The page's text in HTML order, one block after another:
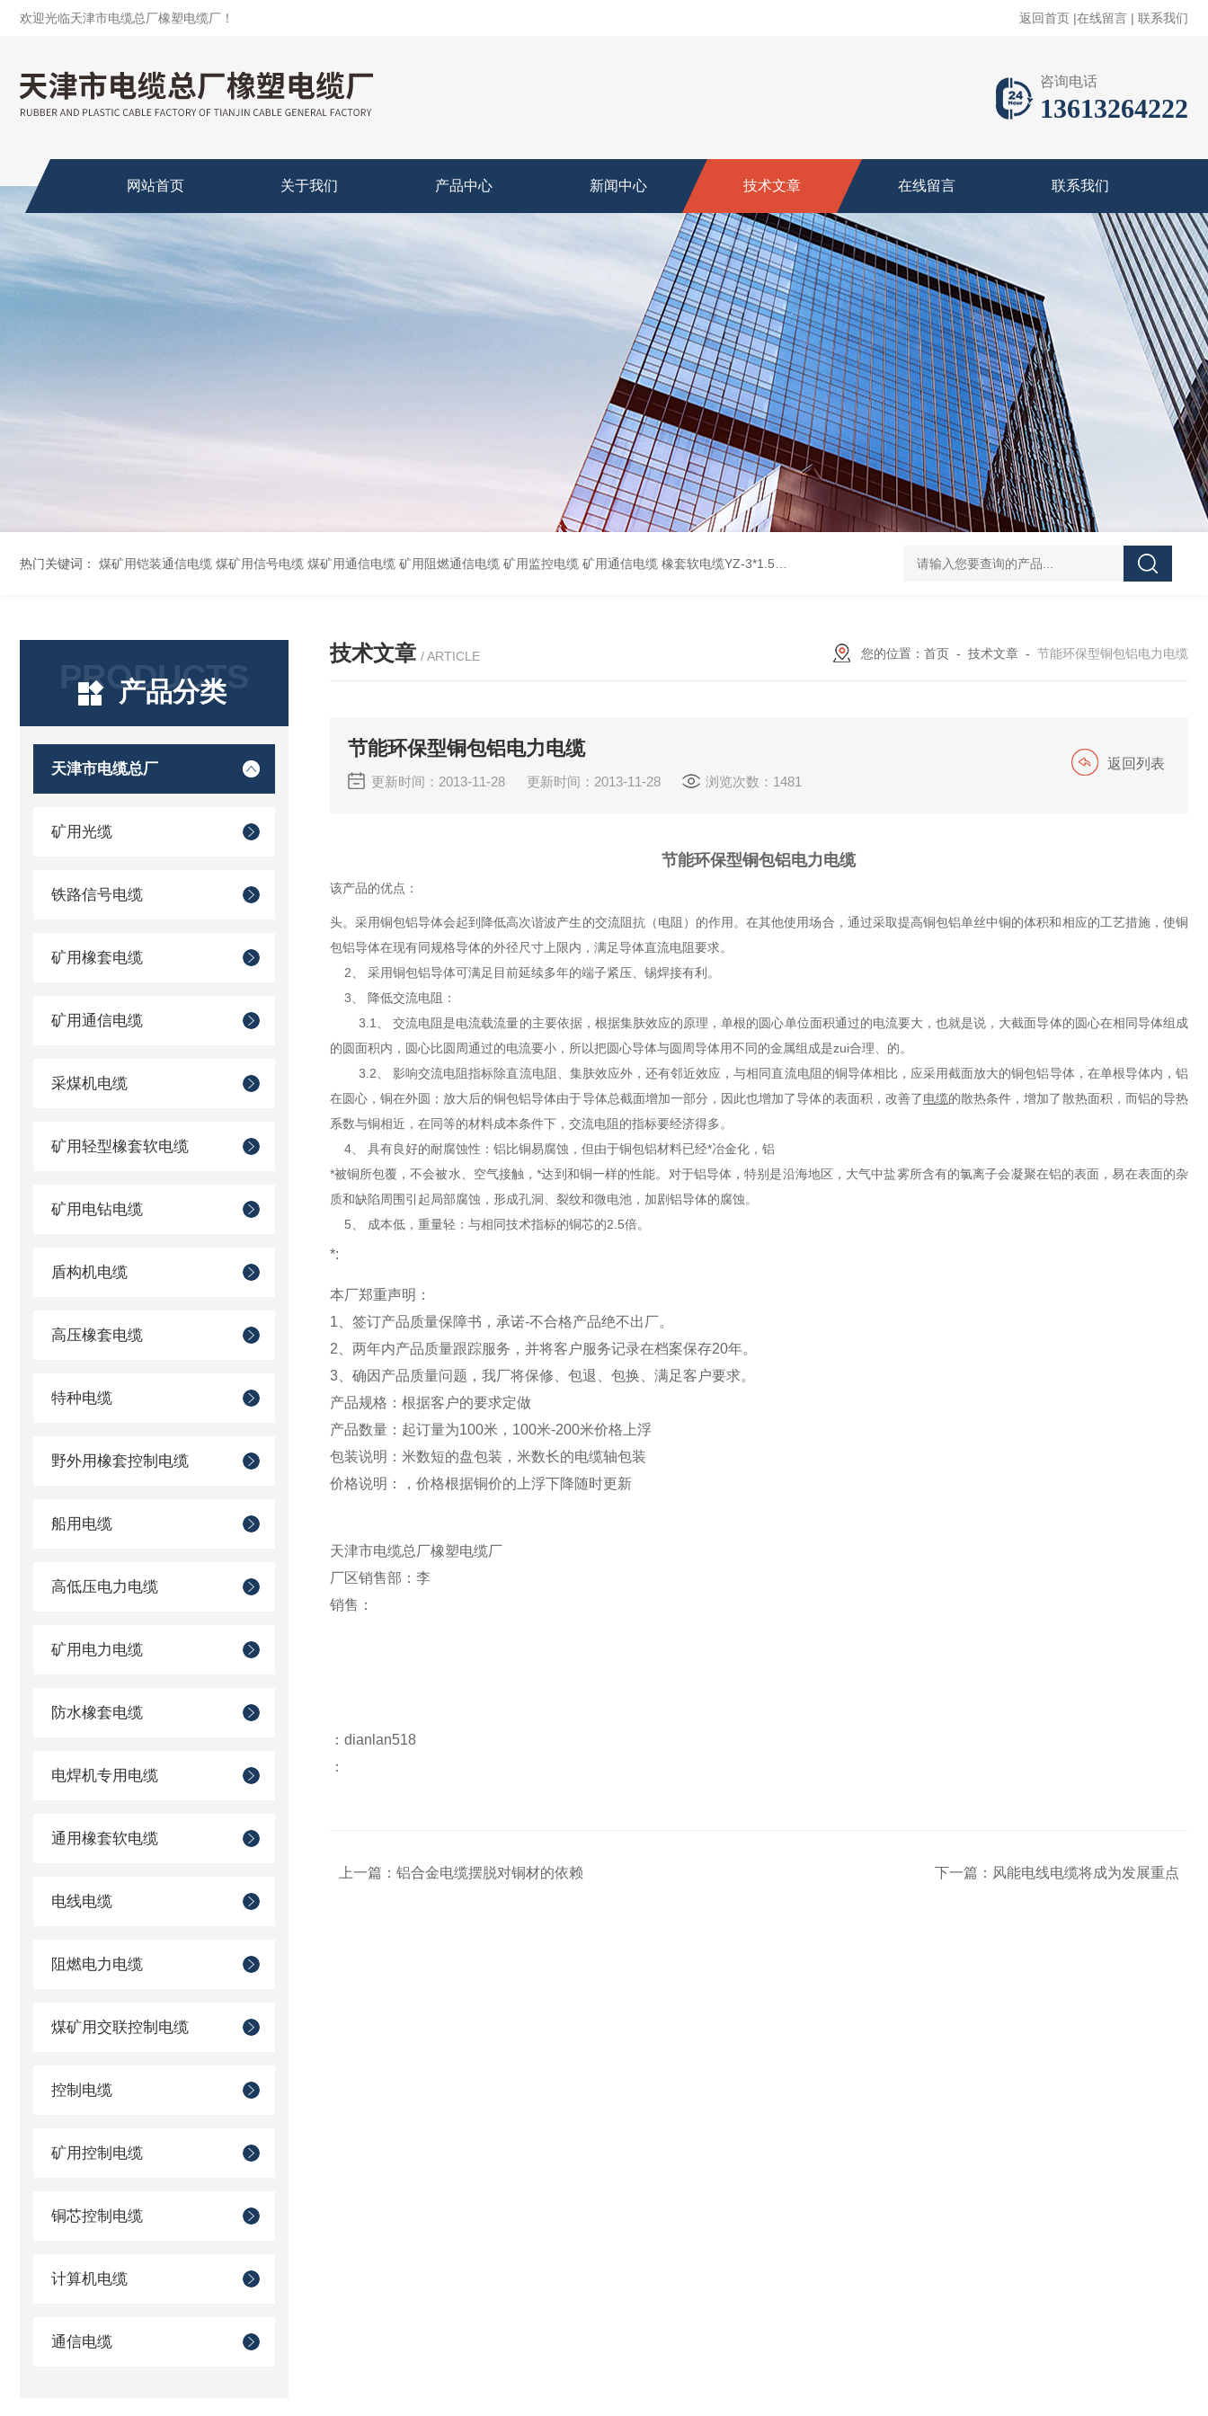
欢迎光临天津市电缆总厂橡塑电缆厂！ 返回首页 |在线留言 | 联系我们
咨询电话
13613264222
网站首页 关于我们 产品中心 新闻中心 技术文章 在线留言 联系我们
热门关键词： 煤矿用铠装通信电缆 煤矿用信号电缆 煤矿用通信电缆 矿用阻燃通信电缆 矿用监控电缆 矿用通信电缆 橡套软电缆YZ-3*1.5+1 YCW橡胶电缆3*10+1*6 船用橡套软电缆CEFR-3*2.5 煤矿用移动橡套软电缆MY3*4+1*4 阻燃屏蔽计算机电缆ZR-DJYPVP 2*2*0.75 ZR-DJYVP阻燃计算机电缆3*2*1.0 矿用阻燃控制电缆MKYJV-3*1.5 铠装阻燃矿用控制电缆MKYJV32 MKYJVP22矿用屏蔽铠装控制电缆 防水橡套扁电缆JHSB-3*4 专业厂家 MY-0.38/0.66kv矿用阻燃橡套电缆
PRODUCTS
产品分类
天津市电缆总厂
矿用光缆
铁路信号电缆
矿用橡套电缆
矿用通信电缆
采煤机电缆
矿用轻型橡套软电缆
矿用电钻电缆
盾构机电缆
高压橡套电缆
特种电缆
野外用橡套控制电缆
船用电缆
高低压电力电缆
矿用电力电缆
防水橡套电缆
电焊机专用电缆
通用橡套软电缆
电线电缆
阻燃电力电缆
煤矿用交联控制电缆
控制电缆
矿用控制电缆
铜芯控制电缆
计算机电缆
通信电缆
技术文章 / ARTICLE 您的位置： 首页 - 技术文章 - 节能环保型铜包铝电力电缆
节能环保型铜包铝电力电缆
更新时间：2013-11-28 更新时间：2013-11-28 浏览次数：1481
返回列表
节能环保型铜包铝电力电缆
该产品的优点：
头。采用铜包铝导体会起到降低高次谐波产生的交流阻抗（电阻）的作用。在其他使用场合，通过采取提高铜包铝单丝中铜的体积和相应的工艺措施，使铜
包铝导体在现有同规格导体的外径尺寸上限内，满足导体直流电阻要求。
2、 采用铜包铝导体可满足目前延续多年的端子紧压、锡焊接有利。
3、 降低交流电阻：
3.1、 交流电阻是电流载流量的主要依据，根据集肤效应的原理，单根的圆心单位面积通过的电流要大，也就是说，大截面导体的圆心在相同导体组成
的圆面积内，圆心比圆周通过的电流要小，所以把圆心导体与圆周导体用不同的金属组成是zui合理、的。
3.2、 影响交流电阻指标除直流电阻、集肤效应外，还有邻近效应，与相同直流电阻的铜导体相比，应采用截面放大的铜包铝导体，在单根导体内，铝
在圆心，铜在外圆；放大后的铜包铝导体由于导体总截面增加一部分，因此也增加了导体的表面积，改善了电缆的散热条件，增加了散热面积，而铝的导热
系数与铜相近，在同等的材料成本条件下，交流电阻的指标要经济得多。
4、 具有良好的耐腐蚀性：铝比铜易腐蚀，但由于铜包铝材料已经*冶金化，铝
*被铜所包覆，不会被水、空气接触，*达到和铜一样的性能。对于铝导体，特别是沿海地区，大气中盐雾所含有的氯离子会凝聚在铝的表面，易在表面的杂
质和缺陷周围引起局部腐蚀，形成孔洞、裂纹和微电池，加剧铝导体的腐蚀。
5、 成本低，重量轻：与相同技术指标的铜芯的2.5倍。
*:
本厂郑重声明：
1、签订产品质量保障书，承诺-不合格产品绝不出厂。
2、两年内产品质量跟踪服务，并将客户服务记录在档案保存20年。
3、确因产品质量问题，我厂将保修、包退、包换、满足客户要求。
产品规格：根据客户的要求定做
产品数量：起订量为100米，100米-200米价格上浮
包装说明：米数短的盘包装，米数长的电缆轴包装
价格说明：，价格根据铜价的上浮下降随时更新
天津市电缆总厂橡塑电缆厂
厂区销售部：李
销售：
：dianlan518
：
上一篇： 铝合金电缆摆脱对铜材的依赖 下一篇： 风能电线电缆将成为发展重点